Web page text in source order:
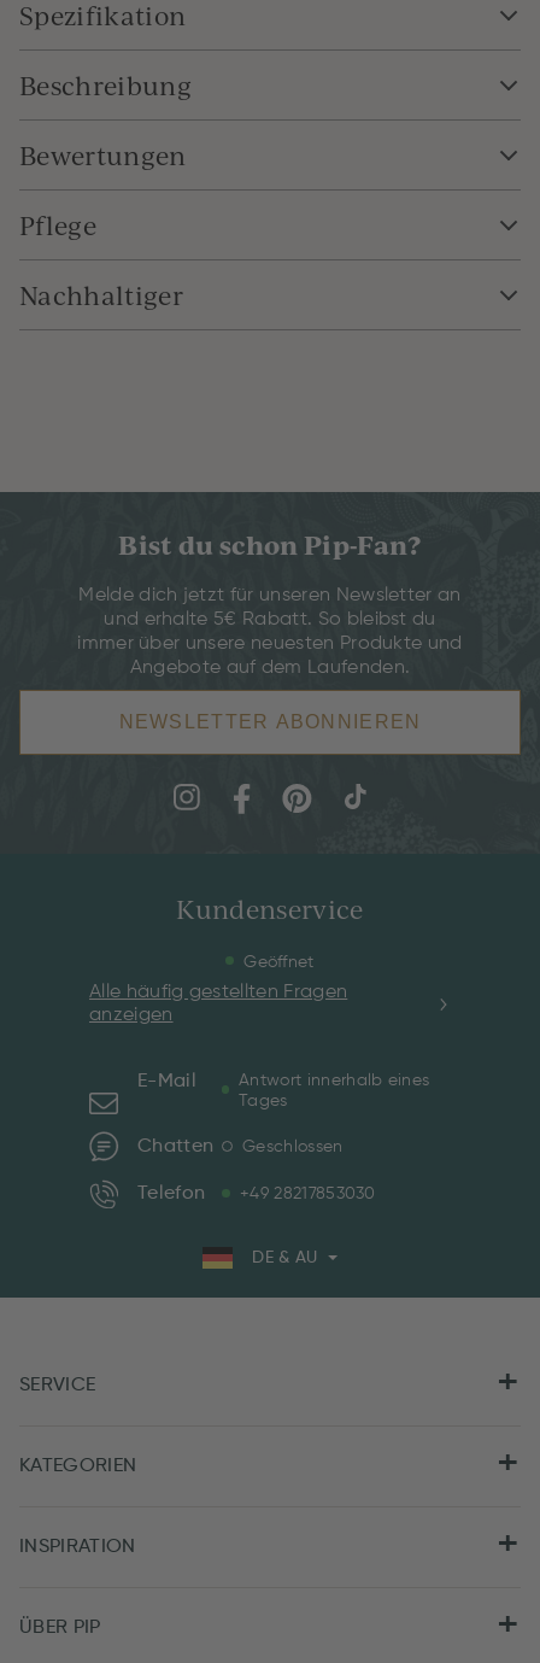
Spezifikation
Beschreibung
Bewertungen
Pflege
Nachhaltiger
Bist du schon Pip-Fan?
Melde dich jetzt für unseren Newsletter an
und erhalte 5€ Rabatt. So bleibst du
immer über unsere neuesten Produkte und
Angebote auf dem Laufenden.
NEWSLETTER ABONNIEREN
Kundenservice
Geöffnet
Alle häufig gestellten Fragen
anzeigen
E-Mail
Antwort innerhalb eines
Tages
Chatten Geschlossen
Telefon +49 28217853030
DE & AU
SERVICE
KATEGORIEN
INSPIRATION
ÜBER PIP